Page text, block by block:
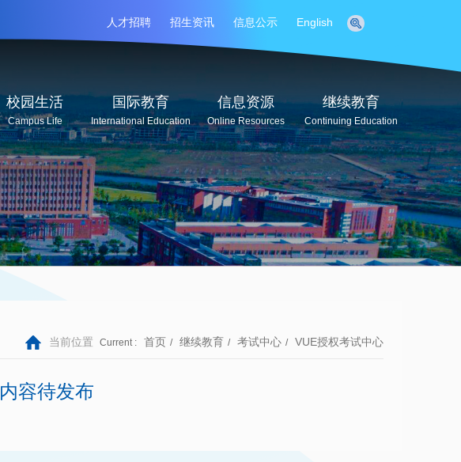
人才招聘 招生资讯 信息公示 English
校园生活
Campus Life
国际教育
International Education
信息资源
Online Resources
继续教育
Continuing Education
当前位置 Current : 首页 / 继续教育 / 考试中心 / VUE授权考试中心
内容待发布